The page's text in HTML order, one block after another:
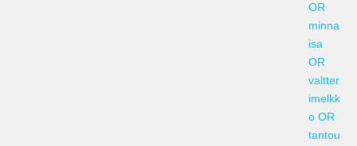
OR
minna
isa
OR
valtter
imelkk
o OR
tantou